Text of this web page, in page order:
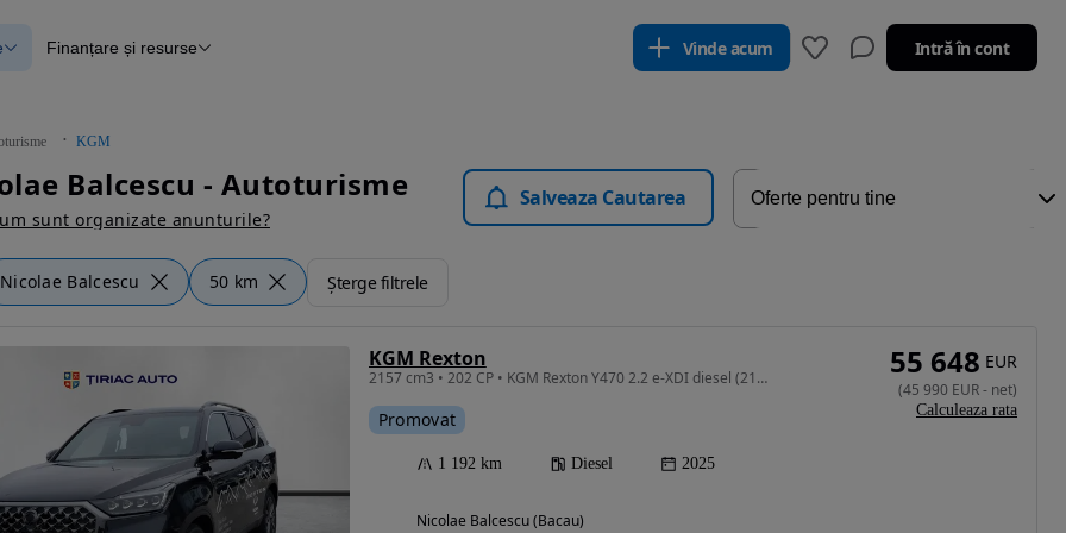
verificate
Blog Autovit.ro
Finanțare și resurse Vinde acum Intră în cont
KGM
Balcescu - Autoturisme
sunt organizate anunturile?
Salveaza Cautarea
Nicolae Balcescu 50 km Șterge filtrele
KGM Rexton
2157 cm3 • 202 CP • KGM Rexton Y470 2.2 e-XDI diesel (2157 ccm, 202 CP) AWD Black Edition
Promovat
1 192 km Diesel 2025
Nicolae Balcescu (Bacau)
55 648 EUR
(45 990 EUR- net)
Calculeaza rata